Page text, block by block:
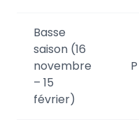
Basse
saison (16
novembre
– 15
février)
P